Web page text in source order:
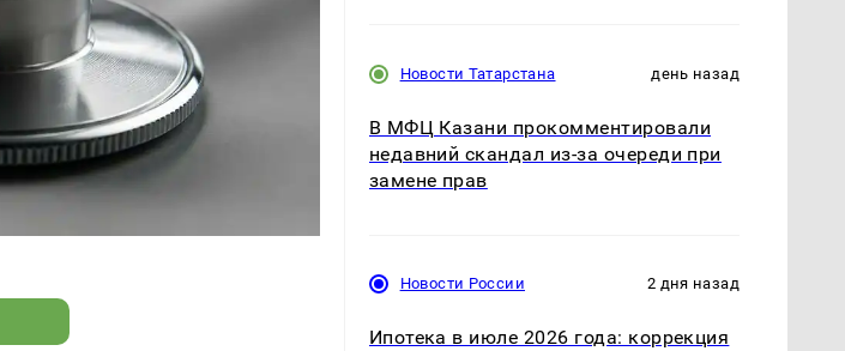
Новости Татарстана день назад
В МФЦ Казани прокомментировали
недавний скандал из-за очереди при
замене прав
Новости России 2 дня назад
Ипотека в июле 2026 года: коррекция